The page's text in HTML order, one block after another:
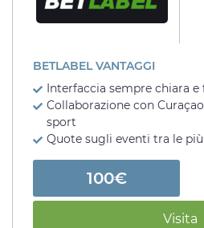
BETLABEL VANTAGGI
Interfaccia sempre chiara e
Collaborazione con
sport
Quote sugli eventi tra le
100€
Visita